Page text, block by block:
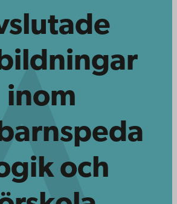
inom
och